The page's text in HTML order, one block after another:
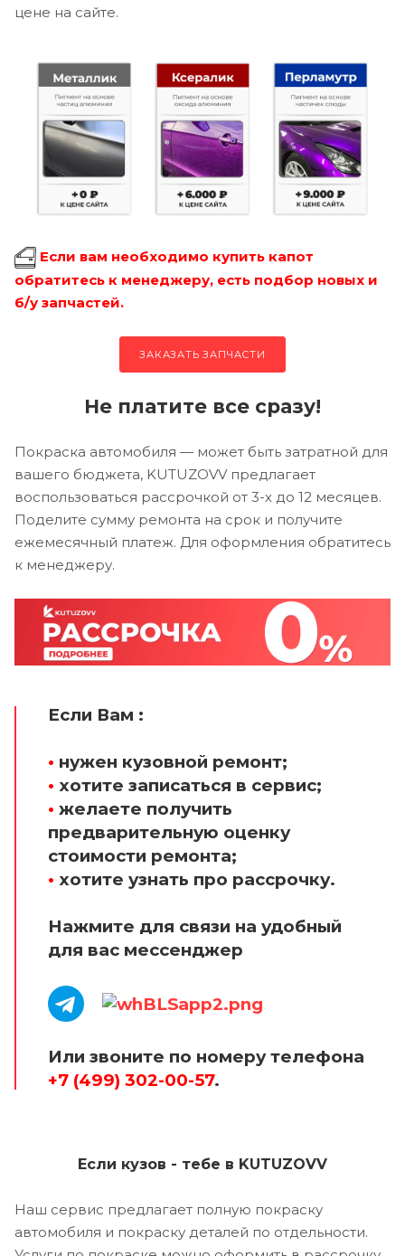
цене на сайте.
Если вам необходимо купить капот
обратитесь к менеджеру, есть подбор новых и
б/у запчастей.
ЗАКАЗАТЬ ЗАПЧАСТИ
Не платите все сразу!
Покраска автомобиля — может быть затратной для
вашего бюджета, KUTUZOVV предлагает
воспользоваться рассрочкой от 3-х до 12 месяцев.
Поделите сумму ремонта на срок и получите
ежемесячный платеж. Для оформления обратитесь
к менеджеру.
Если Вам :
• нужен кузовной ремонт;
• хотите записаться в сервис;
• желаете получить
предварительную оценку
стоимости ремонта;
• хотите узнать про рассрочку.
Нажмите для связи на удобный
для вас мессенджер
Или звоните по номеру телефона
+7 (499) 302-00-57.
Если кузов - тебе в KUTUZOVV
Наш сервис предлагает полную покраску
автомобиля и покраску деталей по отдельности.